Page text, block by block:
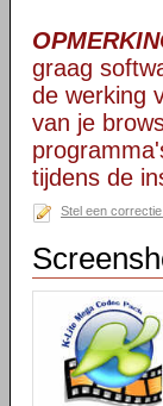
graag
de werking
van je
tijdens de
Stel een